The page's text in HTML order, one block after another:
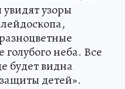
узоры
неба. Все
будет видна
детей».